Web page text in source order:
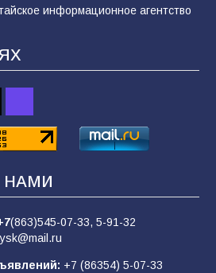
поля переходить»: почему
— это
вброс
мобилизации — это
информационное агентство
НАМИ
(863)545-07-33, 5-91-32
+7 (86354) 5-07-33